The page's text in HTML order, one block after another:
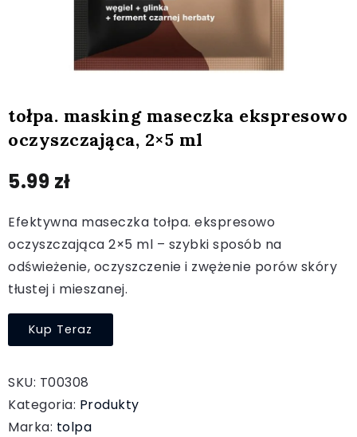
tołpa. masking maseczka ekspresowo
oczyszczająca, 2×5 ml
5.99 zł
Efektywna maseczka tołpa. ekspresowo
oczyszczająca 2×5 ml – szybki sposób na
odświeżenie, oczyszczenie i zwężenie porów skóry
tłustej i mieszanej.
Kup Teraz
SKU: T00308
Kategoria: Produkty
Marka: tolpa